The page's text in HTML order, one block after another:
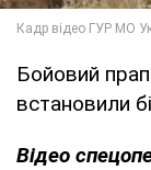
Бойовий
встановили
Відео